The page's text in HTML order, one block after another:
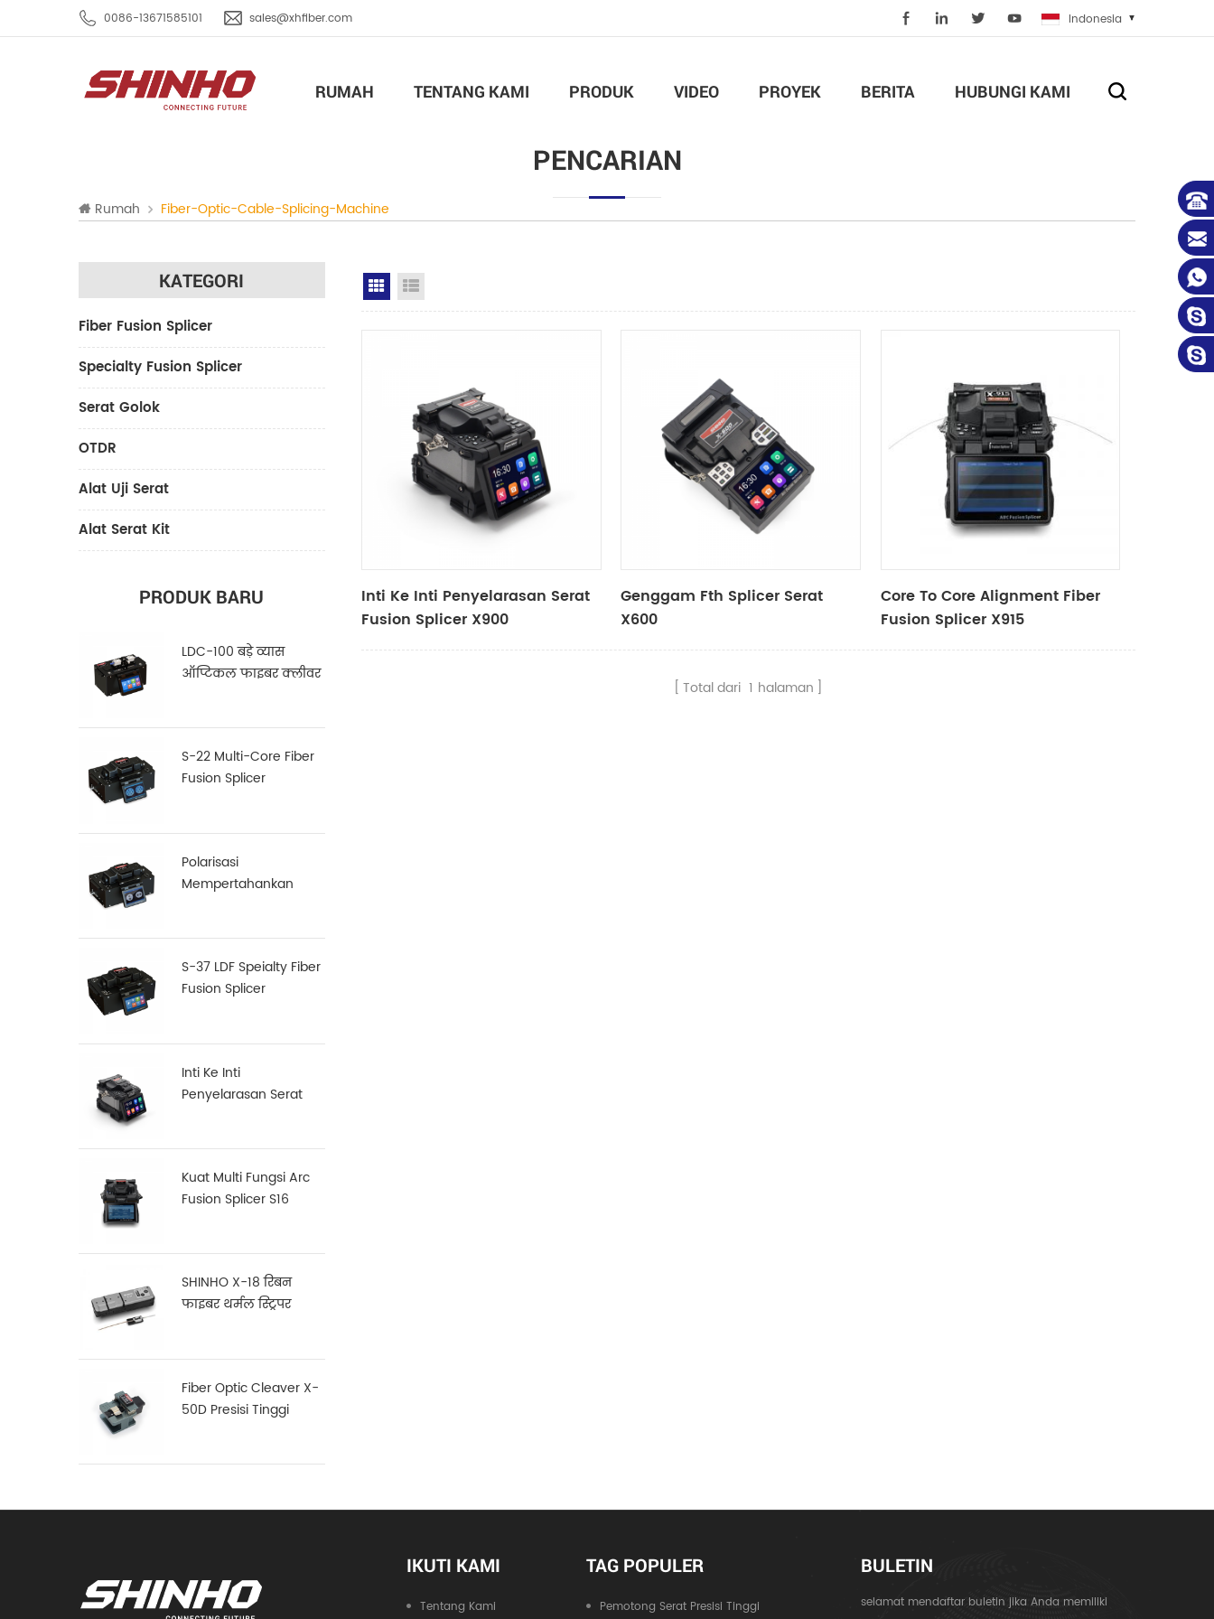
0086-13671585101 sales@xhfiber.com Indonesia
RUMAH TENTANG KAMI PRODUK VIDEO PROYEK BERITA HUBUNGI KAMI
PENCARIAN
Rumah Fiber-Optic-Cable-Splicing-Machine
KATEGORI
Fiber Fusion Splicer
Specialty Fusion Splicer
Serat Golok
OTDR
Alat Uji Serat
Alat Serat Kit
PRODUK BARU
LDC-100 बड़े व्यास
ऑप्टिकल फाइबर क्लीवर
S-22 Multi-Core Fiber
Fusion Splicer
Polarisasi
Mempertahankan
S-37 LDF Speialty Fiber
Fusion Splicer
Inti Ke Inti
Penyelarasan Serat
Kuat Multi Fungsi Arc
Fusion Splicer S16
SHINHO X-18 रिबन
फाइबर थर्मल स्ट्रिपर
Fiber Optic Cleaver X-
50D Presisi Tinggi
Grid View
Inti Ke Inti Penyelarasan Serat
Fusion Splicer X900
Genggam Fth Splicer Serat
X600
Core To Core Alignment Fiber
Fusion Splicer X915
Total dari 1 halaman
IKUTI KAMI
Tentang Kami
TAG POPULER
Pemotong Serat Presisi Tinggi
BULETIN
selamat mendaftar buletin jika Anda memiliki